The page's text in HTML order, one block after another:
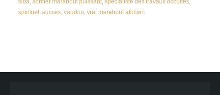
spirituel succes vaudou vrai marabout africain